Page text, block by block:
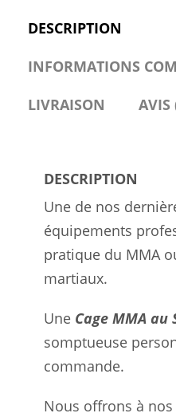
DESCRIPTION
INFORMATIONS
LIVRAISON
AVIS
DESCRIPTION
Une de nos
équipements
pratique du MMA
martiaux.
Une Cage MMA au
somptueuse
commande.
Nous offrons à